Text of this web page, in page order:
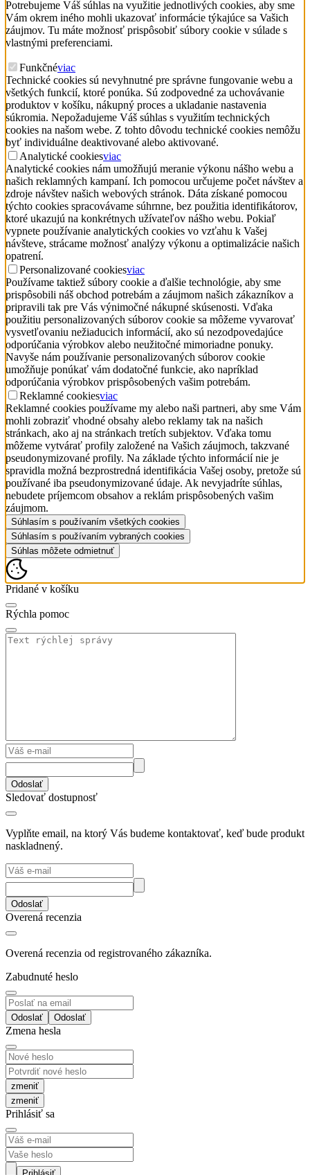
Potrebujeme Váš súhlas na využitie jednotlivých cookies, aby sme
Vám okrem iného mohli ukazovať informácie týkajúce sa Vašich
záujmov. Tu máte možnosť prispôsobiť súbory cookie v súlade s
vlastnými preferenciami.
Funkčnéviac
Technické cookies sú nevyhnutné pre správne fungovanie webu a
všetkých funkcií, ktoré ponúka. Sú zodpovedné za uchovávanie
produktov v košíku, nákupný proces a ukladanie nastavenia
súkromia. Nepožadujeme Váš súhlas s využitím technických
cookies na našom webe. Z tohto dôvodu technické cookies nemôžu
byť individuálne deaktivované alebo aktivované.
Analytické cookiesviac
Analytické cookies nám umožňujú meranie výkonu nášho webu a
našich reklamných kampaní. Ich pomocou určujeme počet návštev a
zdroje návštev našich webových stránok. Dáta získané pomocou
týchto cookies spracovávame súhrnne, bez použitia identifikátorov,
ktoré ukazujú na konkrétnych užívateľov nášho webu. Pokiaľ
vypnete používanie analytických cookies vo vzťahu k Vašej
návšteve, strácame možnosť analýzy výkonu a optimalizácie našich
opatrení.
Personalizované cookiesviac
Používame taktiež súbory cookie a ďalšie technológie, aby sme
prispôsobili náš obchod potrebám a záujmom našich zákazníkov a
pripravili tak pre Vás výnimočné nákupné skúsenosti. Vďaka
použitiu personalizovaných súborov cookie sa môžeme vyvarovať
vysvetľovaniu nežiaducich informácií, ako sú nezodpovedajúce
odporúčania výrobkov alebo neužitočné mimoriadne ponuky.
Navyše nám používanie personalizovaných súborov cookie
umožňuje ponúkať vám dodatočné funkcie, ako napríklad
odporúčania výrobkov prispôsobených vašim potrebám.
Reklamné cookiesviac
Reklamné cookies používame my alebo naši partneri, aby sme Vám
mohli zobraziť vhodné obsahy alebo reklamy tak na našich
stránkach, ako aj na stránkach tretích subjektov. Vďaka tomu
môžeme vytvárať profily založené na Vašich záujmoch, takzvané
pseudonymizované profily. Na základe týchto informácií nie je
spravidla možná bezprostredná identifikácia Vašej osoby, pretože sú
používané iba pseudonymizované údaje. Ak nevyjadríte súhlas,
nebudete príjemcom obsahov a reklám prispôsobených vašim
záujmom.
Súhlasím s používaním všetkých cookies
Súhlasím s používaním vybraných cookies
Súhlas môžete odmietnuť
Pridané v košíku
Rýchla pomoc
Odoslať
Sledovať dostupnosť
Vyplňte email, na ktorý Vás budeme kontaktovať, keď bude produkt
naskladnený.
Odoslať
Overená recenzia
Overená recenzia od registrovaného zákazníka.
Zabudnuté heslo
Odoslať
Zmena hesla
zmeniť
Prihlásiť sa